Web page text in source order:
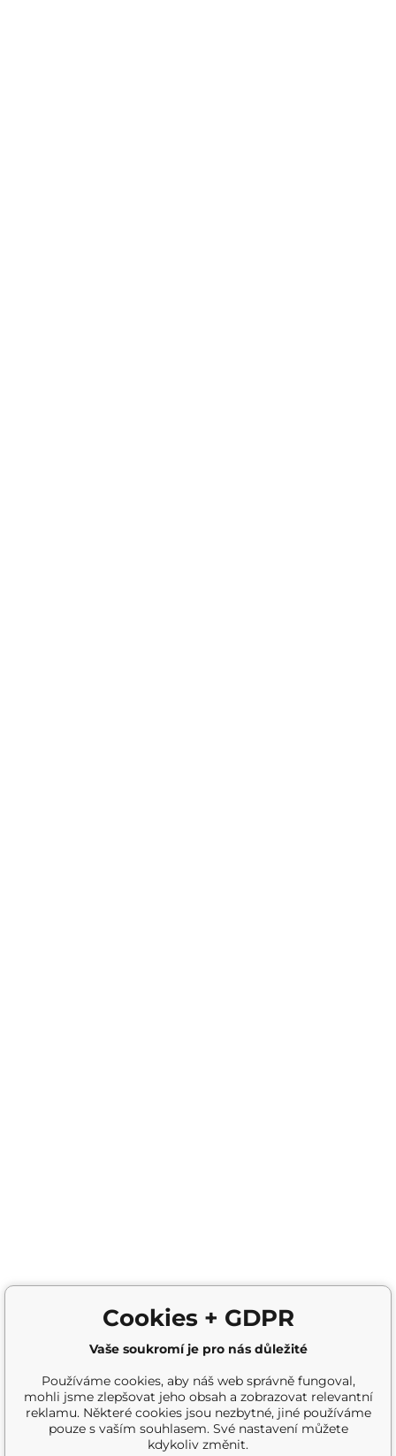
Cookies + GDPR
Vaše soukromí je pro nás důležité
Používáme cookies, aby náš web správně fungoval,
mohli jsme zlepšovat jeho obsah a zobrazovat relevantní
reklamu. Některé cookies jsou nezbytné, jiné používáme
pouze s vaším souhlasem. Své nastavení můžete
kdykoliv změnit.